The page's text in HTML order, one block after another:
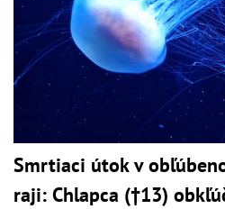
Smrtiaci útok v
raji: Chlapca (†13)